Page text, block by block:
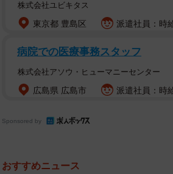
株式会社ユビキタス
東京都 豊島区 派遣社員：時
病院での医療事務スタッフ
株式会社アソウ・ヒューマニーセンター
広島県 広島市 派遣社員：時
Sponsored by
おすすめニュース